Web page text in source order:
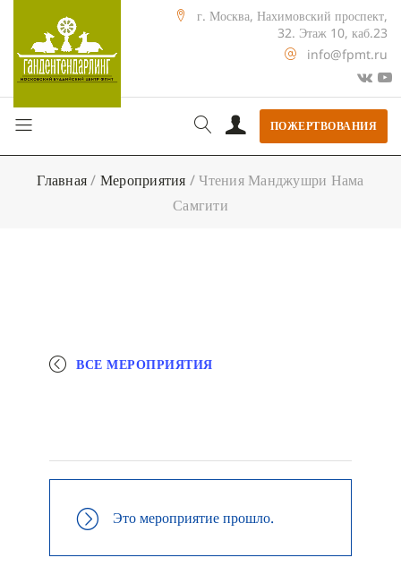
г. Москва, Нахимовский проспект,
32. Этаж 10, каб.23
info@fpmt.ru
ПОЖЕРТВОВАНИЯ
Главная/ Мероприятия /Чтения Манджушри Нама
Самгити
ВСЕ МЕРОПРИЯТИЯ
Это мероприятие прошло.